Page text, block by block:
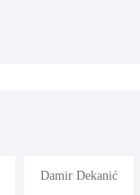
Damir Dekanić